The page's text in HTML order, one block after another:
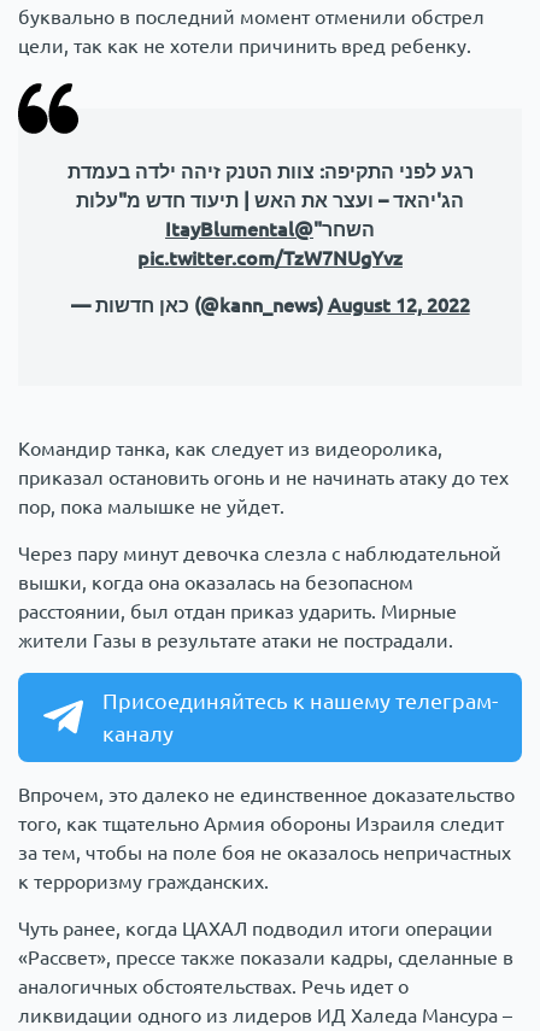
буквально в последний момент отменили обстрел
цели, так как не хотели причинить вред ребенку.
רגע לפני התקיפה: צוות הטנק זיהה ילדה בעמדת
הג'יהאד – ועצר את האש | תיעוד חדש מ"עלות
השחר"@ItayBlumental
pic.twitter.com/TzW7NUgYvz
— כאן חדשות (@kann_news) August 12, 2022
Командир танка, как следует из видеоролика,
приказал остановить огонь и не начинать атаку до тех
пор, пока малышке не уйдет.
Через пару минут девочка слезла с наблюдательной
вышки, когда она оказалась на безопасном
расстоянии, был отдан приказ ударить. Мирные
жители Газы в результате атаки не пострадали.
Присоединяйтесь к нашему телеграм-
каналу
Впрочем, это далеко не единственное доказательство
того, как тщательно Армия обороны Израиля следит
за тем, чтобы на поле боя не оказалось непричастных
к терроризму гражданских.
Чуть ранее, когда ЦАХАЛ подводил итоги операции
«Рассвет», прессе также показали кадры, сделанные в
аналогичных обстоятельствах. Речь идет о
ликвидации одного из лидеров ИД Халеда Мансура –